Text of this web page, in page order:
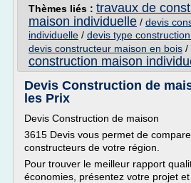
Thèmes liés : travaux de
maison individuelle / devis
individuelle / devis type
devis constructeur maison en bois /
construction maison
Devis Construction de
les Prix
Devis Construction de maison
3615 Devis vous permet de
constructeurs de votre région.
Pour trouver le meilleur rapport
économies, présentez votre projet